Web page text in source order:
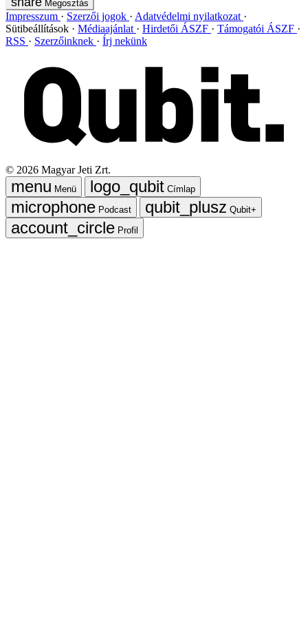
Megosztás
Impresszum Szerzői jogok
Adatvédelmi nyilatkozat
Sütibeállítások
Médiaajánlat Hirdetői ÁSZF
Támogatói ÁSZF
RSS
Szerzőinknek Írj nekünk
© 2026 Magyar Jeti Zrt.
Menü
Címlap
Podcast
Qubit+
Profil